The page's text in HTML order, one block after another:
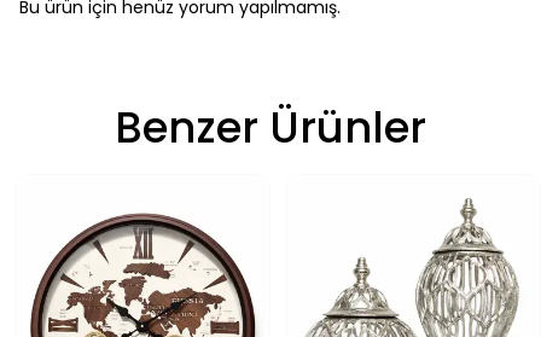
Bu ürün için henüz yorum yapılmamış.
Benzer Ürünler